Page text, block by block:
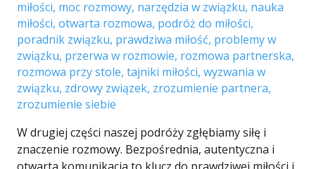
miłości, moc rozmowy, narzędzia w związku, nauka
miłości, otwarta rozmowa, podróż do miłości,
poradnik związku, prawdziwa miłość, problemy w
związku, przerwa w rozmowie, rozmowa partnerska,
rozmowa przy stole, tajniki miłości, wyzwania w
związku, zdrowy związek, zrozumienie partnera,
zrozumienie siebie
W drugiej części naszej podróży zgłębiamy siłę i
znaczenie rozmowy. Bezpośrednia, autentyczna i
otwarta komunikacja to klucz do prawdziwej miłości i